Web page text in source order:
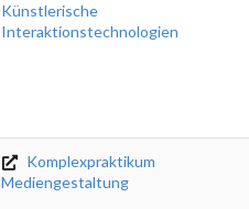
Künstlerische
Interaktionstechnologien
Komplexpraktikum
Mediengestaltung